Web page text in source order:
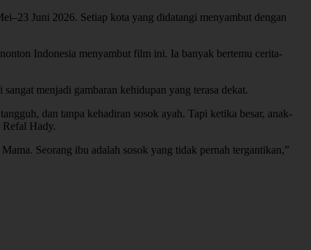
Juni 2026. Setiap kota yang didatangi menyambut dengan
Indonesia menyambut film ini. Ia banyak bertemu cerita-
menjadi gambaran kehidupan yang terasa dekat.
dan tanpa kehadiran sosok ayah. Tapi ketika besar, anak-
Refal Hady.
Seorang ibu adalah sosok yang tidak pernah tergantikan,”